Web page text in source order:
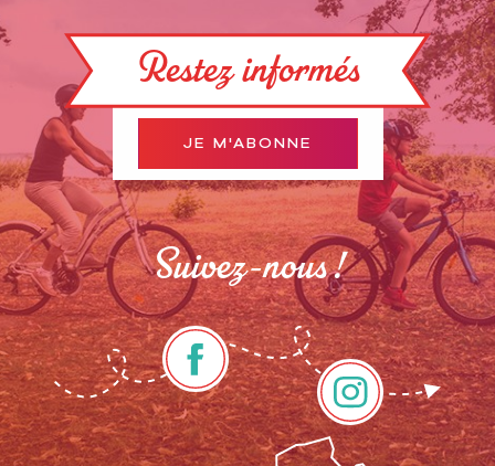
Restez informés
JE M'ABONNE
Suivez-nous !